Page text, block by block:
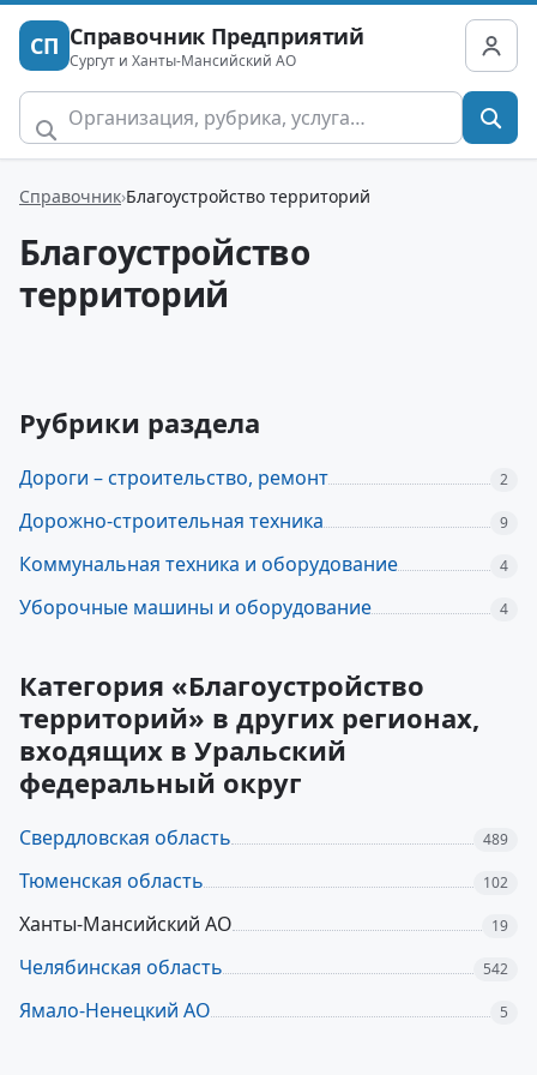
СП Справочник Предприятий
Сургут и Ханты-Мансийский АО
Справочник Благоустройство территорий
Благоустройство
территорий
Рубрики раздела
Дороги – строительство, ремонт 2
Дорожно-строительная техника 9
Коммунальная техника и оборудование 4
Уборочные машины и оборудование 4
Категория «Благоустройство
территорий» в других регионах,
входящих в Уральский
федеральный округ
Свердловская область 489
Тюменская область 102
Ханты-Мансийский АО 19
Челябинская область 542
Ямало-Ненецкий АО 5